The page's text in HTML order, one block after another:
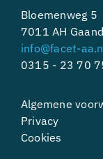
Bloemenweg 5
7011 AH
info@facet-
0315 - 23 70
Algemene
Privacy
Cookies